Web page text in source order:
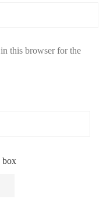
this browser for the
box